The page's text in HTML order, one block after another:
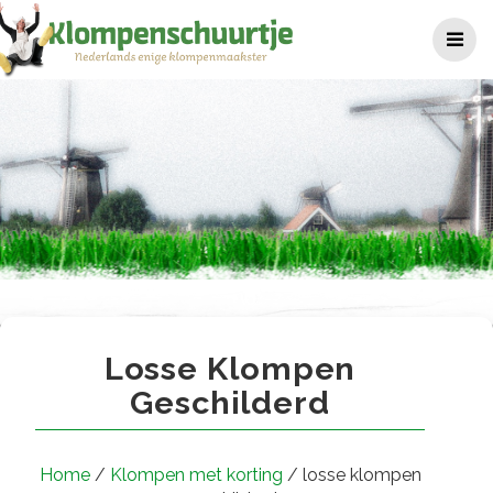
naar
de
losse klompen geschilderd
Losse Klompen
Geschilderd
Home/ Klompen met korting / losse klompen